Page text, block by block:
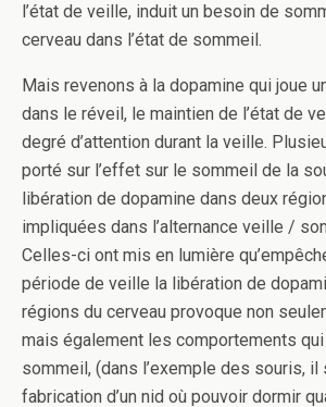
l’état de veille, induit un besoin de
cerveau dans l’état de sommeil.
Mais revenons à la dopamine qui joue
dans le réveil, le maintien de l’état de
degré d’attention durant la veille.
porté sur l’effet sur le sommeil de la
libération de dopamine dans deux
impliquées dans l’alternance veille /
Celles-ci ont mis en lumière
période de veille la libération de
régions du cerveau provoque non
mais également les comportements
sommeil, (dans l’exemple des souris, il
fabrication d’un nid où pouvoir dormir